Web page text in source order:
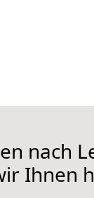
nach
Ihnen